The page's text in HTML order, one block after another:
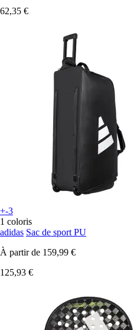
62,35 €
+-3
1 coloris
adidas Sac de sport PU
À partir de 159,99 €
125,93 €